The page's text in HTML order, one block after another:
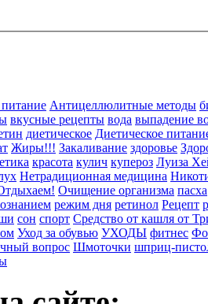
Антицеллюлитные методы
вкусные рецепты вода выпадение
диетическое Диетическое
Жиры!!! Закаливание здоровье
красота кулич купероз Луиза
Нетрадиционная медицина
Очищение организма пасха
режим дня ретинол Рецепт
сон спорт Средство от кашля от
Уход за обувью УХОДЫ фитнес
вопрос Шмоточки шприц-